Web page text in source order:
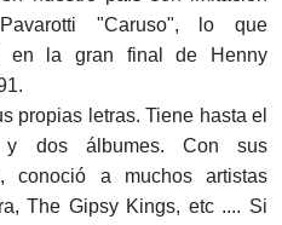
"Caruso", lo que
en la gran final de Henny
propias letras. Tiene hasta el
y dos álbumes. Con sus
conoció a muchos artistas
The Gipsy Kings, etc .... Si